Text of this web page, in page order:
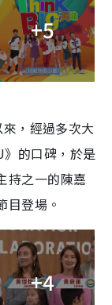
+5
，經過多次大
的口碑，於是
持之一的陳嘉
目登場。
+4